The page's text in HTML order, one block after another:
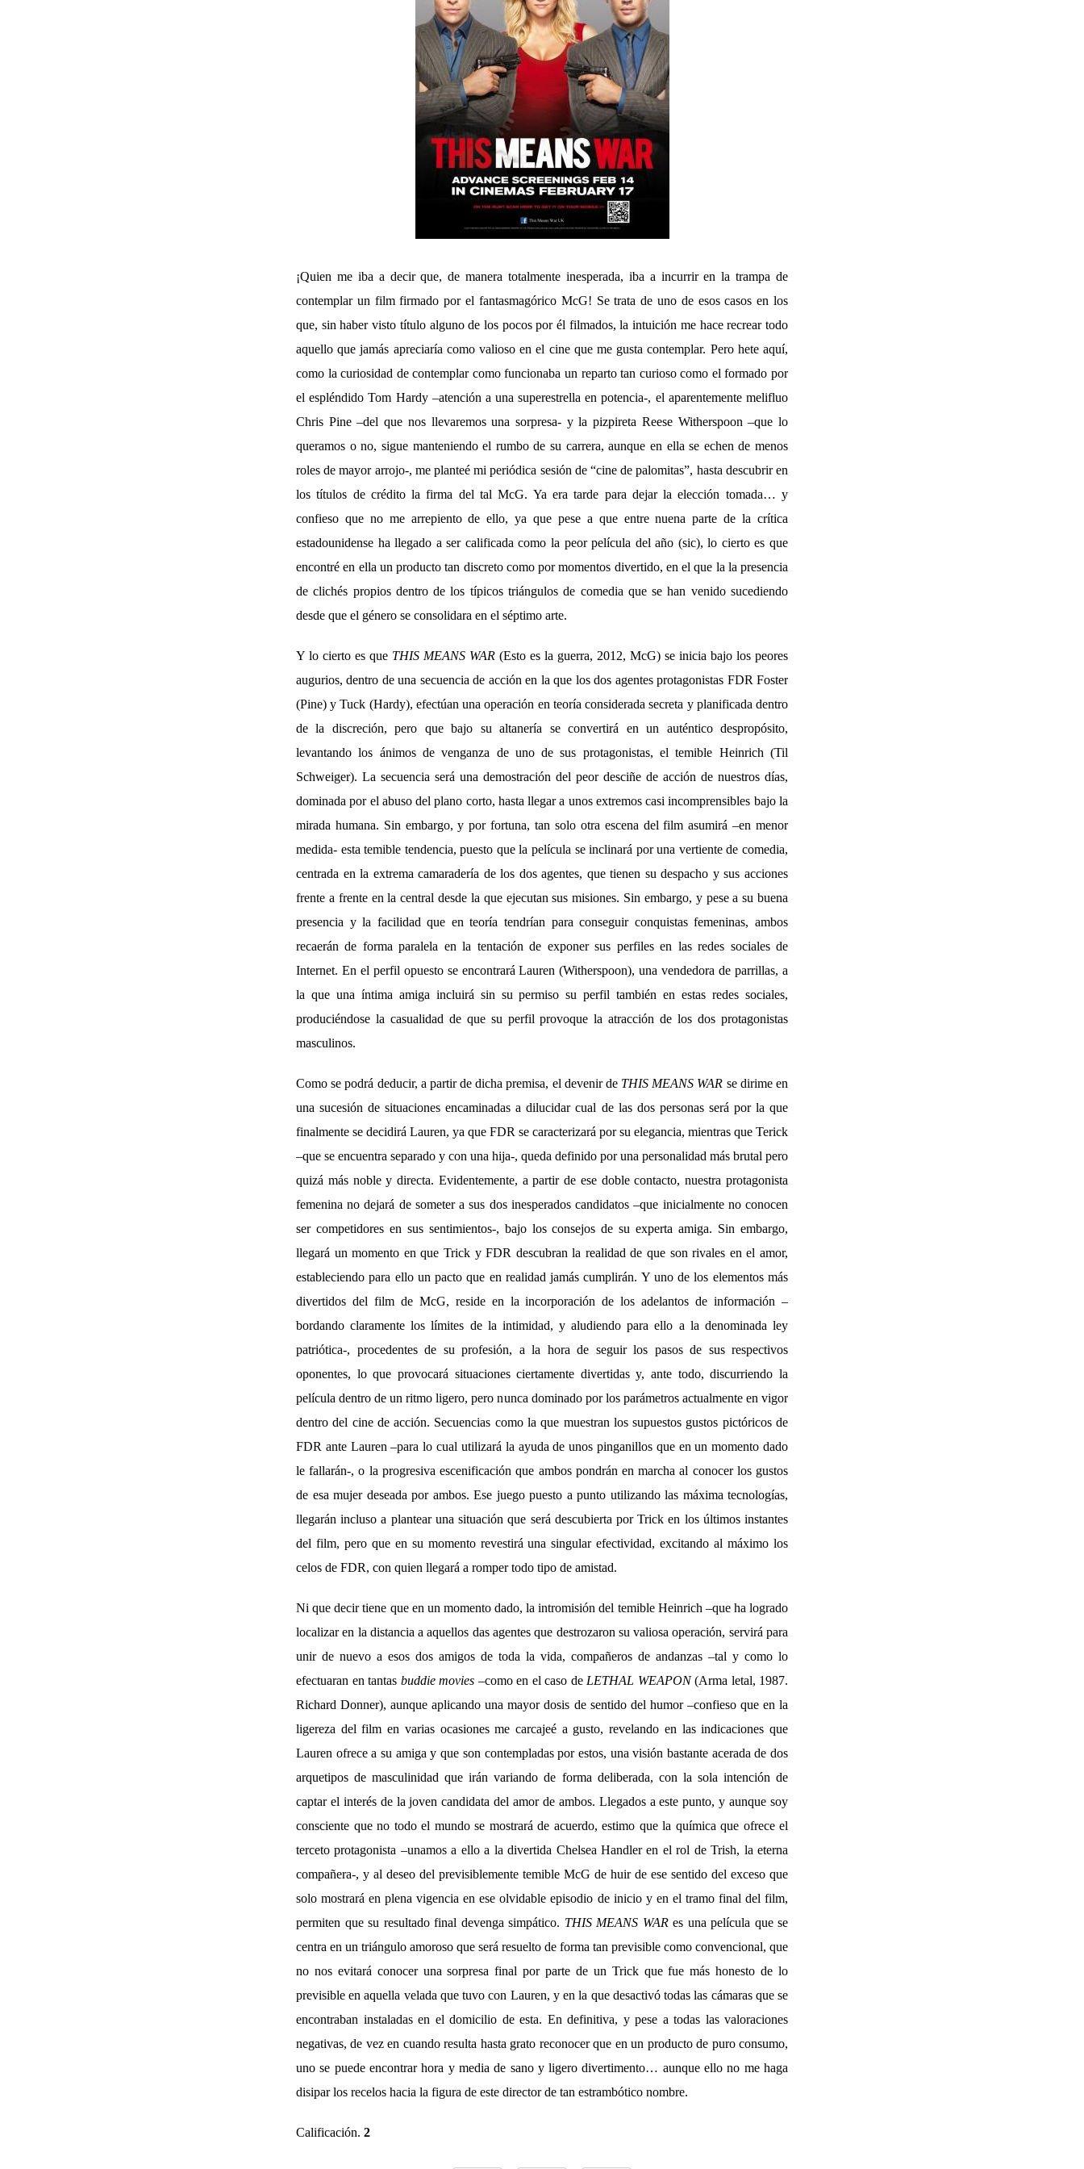
¡Quien me iba a decir que, de manera totalmente inesperada, iba a incurrir en la trampa de
contemplar un film firmado por el fantasmagórico McG! Se trata de uno de esos casos en los
que, sin haber visto título alguno de los pocos por él filmados, la intuición me hace recrear todo
aquello que jamás apreciaría como valioso en el cine que me gusta contemplar. Pero hete aquí,
como la curiosidad de contemplar como funcionaba un reparto tan curioso como el formado por
el espléndido Tom Hardy –atención a una superestrella en potencia-, el aparentemente melifluo
Chris Pine –del que nos llevaremos una sorpresa- y la pizpireta Reese Witherspoon –que lo
queramos o no, sigue manteniendo el rumbo de su carrera, aunque en ella se echen de menos
roles de mayor arrojo-, me planteé mi periódica sesión de “cine de palomitas”, hasta descubrir en
los títulos de crédito la firma del tal McG. Ya era tarde para dejar la elección tomada… y
confieso que no me arrepiento de ello, ya que pese a que entre nuena parte de la crítica
estadounidense ha llegado a ser calificada como la peor película del año (sic), lo cierto es que
encontré en ella un producto tan discreto como por momentos divertido, en el que la la presencia
de clichés propios dentro de los típicos triángulos de comedia que se han venido sucediendo
desde que el género se consolidara en el séptimo arte.
Y lo cierto es que THIS MEANS WAR (Esto es la guerra, 2012, McG) se inicia bajo los peores
augurios, dentro de una secuencia de acción en la que los dos agentes protagonistas FDR Foster
(Pine) y Tuck (Hardy), efectúan una operación en teoría considerada secreta y planificada dentro
de la discreción, pero que bajo su altanería se convertirá en un auténtico despropósito,
levantando los ánimos de venganza de uno de sus protagonistas, el temible Heinrich (Til
Schweiger). La secuencia será una demostración del peor desciñe de acción de nuestros días,
dominada por el abuso del plano corto, hasta llegar a unos extremos casi incomprensibles bajo la
mirada humana. Sin embargo, y por fortuna, tan solo otra escena del film asumirá –en menor
medida- esta temible tendencia, puesto que la película se inclinará por una vertiente de comedia,
centrada en la extrema camaradería de los dos agentes, que tienen su despacho y sus acciones
frente a frente en la central desde la que ejecutan sus misiones. Sin embargo, y pese a su buena
presencia y la facilidad que en teoría tendrían para conseguir conquistas femeninas, ambos
recaerán de forma paralela en la tentación de exponer sus perfiles en las redes sociales de
Internet. En el perfil opuesto se encontrará Lauren (Witherspoon), una vendedora de parrillas, a
la que una íntima amiga incluirá sin su permiso su perfil también en estas redes sociales,
produciéndose la casualidad de que su perfil provoque la atracción de los dos protagonistas
masculinos.
Como se podrá deducir, a partir de dicha premisa, el devenir de THIS MEANS WAR se dirime en
una sucesión de situaciones encaminadas a dilucidar cual de las dos personas será por la que
finalmente se decidirá Lauren, ya que FDR se caracterizará por su elegancia, mientras que Terick
–que se encuentra separado y con una hija-, queda definido por una personalidad más brutal pero
quizá más noble y directa. Evidentemente, a partir de ese doble contacto, nuestra protagonista
femenina no dejará de someter a sus dos inesperados candidatos –que inicialmente no conocen
ser competidores en sus sentimientos-, bajo los consejos de su experta amiga. Sin embargo,
llegará un momento en que Trick y FDR descubran la realidad de que son rivales en el amor,
estableciendo para ello un pacto que en realidad jamás cumplirán. Y uno de los elementos más
divertidos del film de McG, reside en la incorporación de los adelantos de información –
bordando claramente los límites de la intimidad, y aludiendo para ello a la denominada ley
patriótica-, procedentes de su profesión, a la hora de seguir los pasos de sus respectivos
oponentes, lo que provocará situaciones ciertamente divertidas y, ante todo, discurriendo la
película dentro de un ritmo ligero, pero nunca dominado por los parámetros actualmente en vigor
dentro del cine de acción. Secuencias como la que muestran los supuestos gustos pictóricos de
FDR ante Lauren –para lo cual utilizará la ayuda de unos pinganillos que en un momento dado
le fallarán-, o la progresiva escenificación que ambos pondrán en marcha al conocer los gustos
de esa mujer deseada por ambos. Ese juego puesto a punto utilizando las máxima tecnologías,
llegarán incluso a plantear una situación que será descubierta por Trick en los últimos instantes
del film, pero que en su momento revestirá una singular efectividad, excitando al máximo los
celos de FDR, con quien llegará a romper todo tipo de amistad.
Ni que decir tiene que en un momento dado, la intromisión del temible Heinrich –que ha logrado
localizar en la distancia a aquellos das agentes que destrozaron su valiosa operación, servirá para
unir de nuevo a esos dos amigos de toda la vida, compañeros de andanzas –tal y como lo
efectuaran en tantas buddie movies –como en el caso de LETHAL WEAPON(Arma letal, 1987.
Richard Donner), aunque aplicando una mayor dosis de sentido del humor –confieso que en la
ligereza del film en varias ocasiones me carcajeé a gusto, revelando en las indicaciones que
Lauren ofrece a su amiga y que son contempladas por estos, una visión bastante acerada de dos
arquetipos de masculinidad que irán variando de forma deliberada, con la sola intención de
captar el interés de la joven candidata del amor de ambos. Llegados a este punto, y aunque soy
consciente que no todo el mundo se mostrará de acuerdo, estimo que la química que ofrece el
terceto protagonista –unamos a ello a la divertida Chelsea Handler en el rol de Trish, la eterna
compañera-, y al deseo del previsiblemente temible McG de huir de ese sentido del exceso que
solo mostrará en plena vigencia en ese olvidable episodio de inicio y en el tramo final del film,
permiten que su resultado final devenga simpático. THIS MEANS WARes una película que se
centra en un triángulo amoroso que será resuelto de forma tan previsible como convencional, que
no nos evitará conocer una sorpresa final por parte de un Trick que fue más honesto de lo
previsible en aquella velada que tuvo con Lauren, y en la que desactivó todas las cámaras que se
encontraban instaladas en el domicilio de esta. En definitiva, y pese a todas las valoraciones
negativas, de vez en cuando resulta hasta grato reconocer que en un producto de puro consumo,
uno se puede encontrar hora y media de sano y ligero divertimento… aunque ello no me haga
disipar los recelos hacia la figura de este director de tan estrambótico nombre.
Calificación. 2